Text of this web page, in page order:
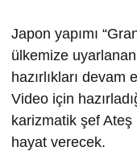
Japon yapımı
ülkemize
hazırlıkları devam
Video için
karizmatik şef Ateş
hayat verecek.